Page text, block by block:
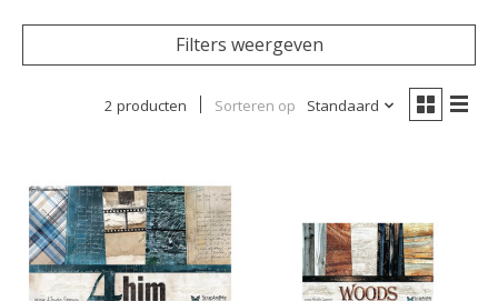
Filters weergeven
2 producten Sorteren op Standaard